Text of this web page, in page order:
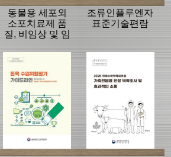
동물용 세포외
소포치료제 품
질, 비임상 및 임
라인
조류인플루엔자
표준기술편람